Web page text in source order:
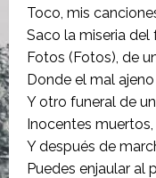
Toco, mis
Saco la miseria del
Fotos (Fotos), de
Donde el mal
Y otro funeral de
Inocentes
Y después de
Puedes enjaular al